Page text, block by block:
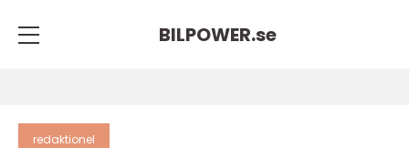
BILPOWER.se
redaktionel